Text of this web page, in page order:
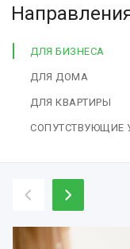
ДЛЯ БИЗНЕСА
ДЛЯ ДОМА
ДЛЯ КВАРТИРЫ
СОПУТСТВУЮЩИЕ